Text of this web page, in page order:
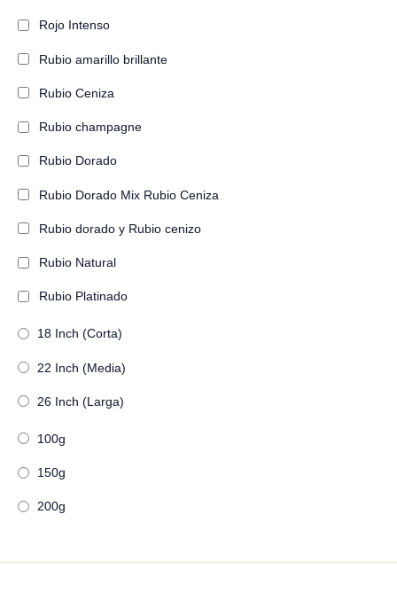
Rojo Intenso
Rubio amarillo brillante
Rubio Ceniza
Rubio champagne
Rubio Dorado
Rubio Dorado Mix Rubio Ceniza
Rubio dorado y Rubio cenizo
Rubio Natural
Rubio Platinado
18 Inch (Corta)
22 Inch (Media)
26 Inch (Larga)
100g
150g
200g